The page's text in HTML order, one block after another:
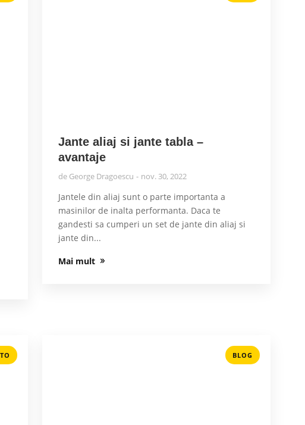
Jante aliaj si jante tabla –
avantaje
de George Dragoescu nov. 30, 2022
Jantele din aliaj sunt o parte importanta a
masinilor de inalta performanta. Daca te
gandesti sa cumperi un set de jante din aliaj si
jante din...
Mai mult
BLOG